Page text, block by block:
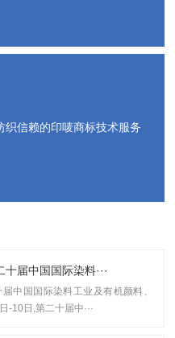
织信赖的印唛商标技术服务
届中国国际染料···
中国国际染料工业及有机颜料、
-10日,第二十届中···